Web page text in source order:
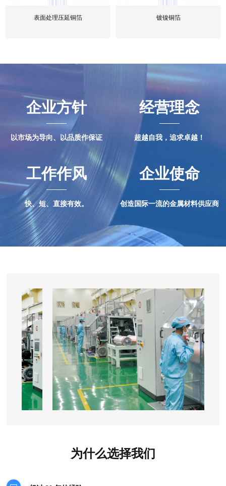
表面处理压延铜箔 镀镍铜箔
企业方针
以市场为导向、以品质作保证
经营理念
超越自我，追求卓越！
工作作风
快、短、直接有效。
企业使命
创造国际一流的金属材料供应商
为什么选择我们